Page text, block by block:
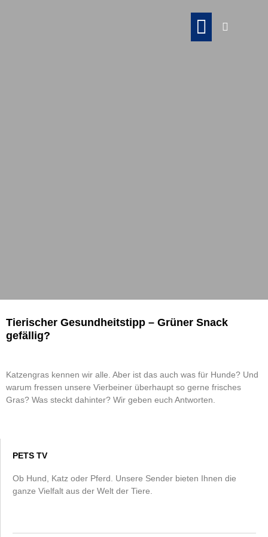
Tierischer Gesundheitstipp – Grüner Snack
gefällig?
Katzengras kennen wir alle. Aber ist das auch was für Hunde? Und
warum fressen unsere Vierbeiner überhaupt so gerne frisches
Gras? Was steckt dahinter? Wir geben euch Antworten.
PETS TV
Ob Hund, Katz oder Pferd. Unsere Sender bieten Ihnen die
ganze Vielfalt aus der Welt der Tiere.